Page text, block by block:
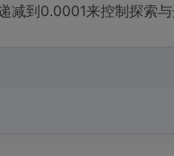
减到0.0001来控制探索